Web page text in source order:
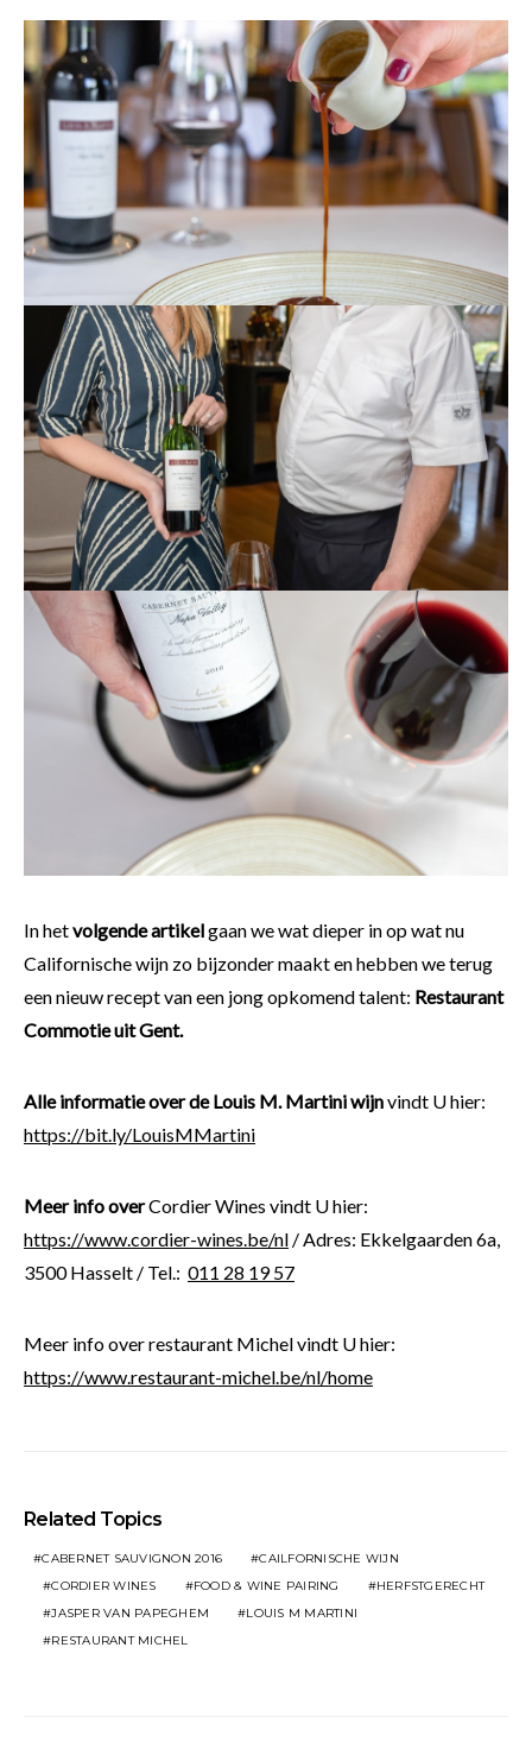
In hetvolgende artikelgaan we wat dieper in op wat nu
Californische wijn zo bijzonder maakt en hebben we terug
een nieuw recept van een jong opkomend talent: Restaurant
Commotie uit Gent.
Alle informatie over de Louis M. Martini wijnvindt U hier:
https://bit.ly/LouisMMartini
Meer info overCordier Wines vindt U hier:
https://www.cordier-wines.be/nl / Adres: Ekkelgaarden 6a,
3500 Hasselt / Tel.: 011 28 19 57
Meer info over restaurant Michel vindt U hier:
https://www.restaurant-michel.be/nl/home
Related Topics
CABERNET SAUVIGNON 2016
CAILFORNISCHE WIJN
CORDIER WINES
FOOD & WINE PAIRING
HERFSTGERECHT
JASPER VAN PAPEGHEM
LOUIS M MARTINI
RESTAURANT MICHEL